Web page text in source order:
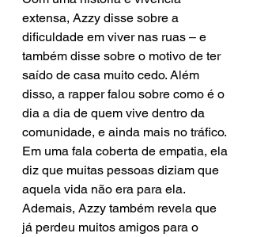
extensa, Azzy disse sobre a
dificuldade em viver nas ruas – e
também disse sobre o motivo de ter
saído de casa muito cedo. Além
disso, a rapper falou sobre como é o
dia a dia de quem vive dentro da
comunidade, e ainda mais no tráfico.
Em uma fala coberta de empatia, ela
diz que muitas pessoas diziam que
aquela vida não era para ela.
Ademais, Azzy também revela que
já perdeu muitos amigos para o